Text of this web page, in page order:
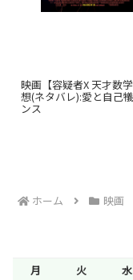
映画【容疑者X 天才数
想(ネタバレ):愛と自己
ンス
ホーム 映画
月 火 水